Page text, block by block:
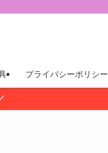
プライバシーポリシー